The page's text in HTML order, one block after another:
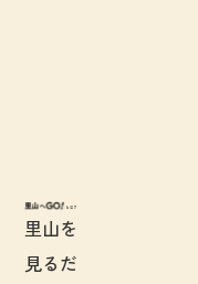
里山へGO!と
里山を
見るだ